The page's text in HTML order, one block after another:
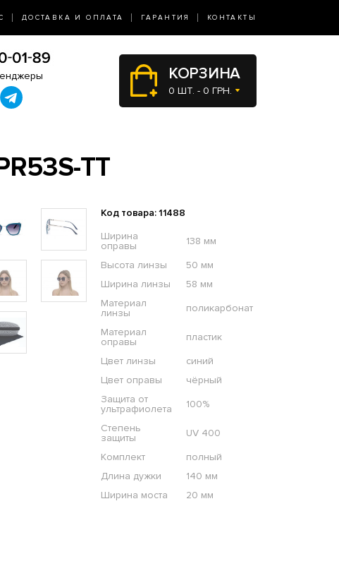
ДОСТАВКА И ОПЛАТА ГАРАНТИЯ КОНТАКТЫ
КОРЗИНА
0 ШТ. - 0 ГРН.
TT
Код товара: 11488
Ширина
оправы
138 мм
Высота линзы
50 мм
Ширина линзы
58 мм
Материал
линзы
поликарбонат
Материал
оправы
пластик
Цвет линзы
синий
Цвет оправы
чёрный
Защита от
ультрафиолета
100%
Степень
защиты
UV 400
Комплект
полный
Длина дужки
140 мм
Ширина моста
20 мм